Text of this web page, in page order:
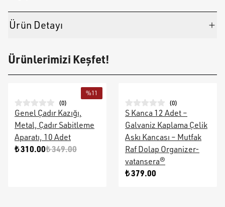
Ürün Detayı
Ürünlerimizi Keşfet!
%11
(0)
Genel Çadır Kazığı,
Metal, Çadır Sabitleme
Aparatı, 10 Adet
₺ 310.00₺ 349.00
(0)
S Kanca 12 Adet –
Galvaniz Kaplama Çelik
Askı Kancası – Mutfak
Raf Dolap Organizer-
vatansera®
₺ 379.00